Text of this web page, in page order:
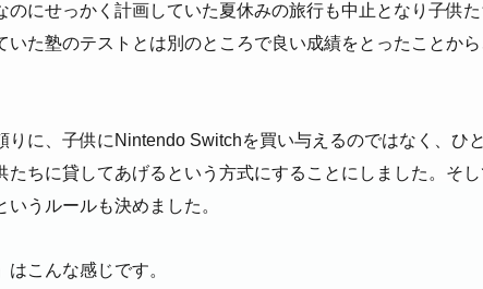
のにせっかく計画していた夏休みの旅行も中止となり子供
いた塾のテストとは別のところで良い成績をとったことか
りに、子供にNintendo Switchを買い与えるのではなく、ひ
ちに貸してあげるという方式にすることにしました。そし
うルールも決めました。
こんな感じです。